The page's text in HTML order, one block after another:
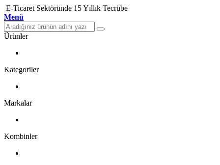
E-Ticaret Sektöründe 15 Yıllık Tecrübe
Menü
Ürünler
Kategoriler
Markalar
Kombinler